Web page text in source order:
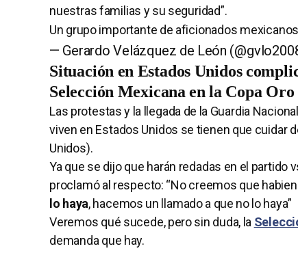
nuestras familias y su seguridad”.
Un grupo importante de aficionados
— Gerardo Velázquez de León
Situación en Estados Unidos
Selección Mexicana en la Copa Oro
Las protestas y la llegada de la Guardia
viven en Estados Unidos se tienen que cuidar
Unidos).
Ya que se dijo que harán redadas en el partido
proclamó al respecto: “No creemos que
lo haya, hacemos un llamado a que no lo haya”
Veremos qué sucede, pero sin duda, la
demanda que hay.